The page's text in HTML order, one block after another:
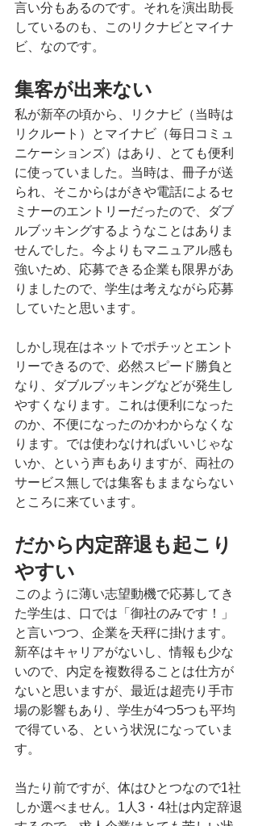
言い分もあるのです。それを演出助長
しているのも、このリクナビとマイナ
ビ、なのです。
集客が出来ない
私が新卒の頃から、リクナビ（当時は
リクルート）とマイナビ（毎日コミュ
ニケーションズ）はあり、とても便利
に使っていました。当時は、冊子が送
られ、そこからはがきや電話によるセ
ミナーのエントリーだったので、ダブ
ルブッキングするようなことはありま
せんでした。今よりもマニュアル感も
強いため、応募できる企業も限界があ
りましたので、学生は考えながら応募
していたと思います。
しかし現在はネットでポチッとエント
リーできるので、必然スピード勝負と
なり、ダブルブッキングなどが発生し
やすくなります。これは便利になった
のか、不便になったのかわからなくな
ります。では使わなければいいじゃな
いか、という声もありますが、両社の
サービス無しでは集客もままならない
ところに来ています。
だから内定辞退も起こり
やすい
このように薄い志望動機で応募してき
た学生は、口では「御社のみです！」
と言いつつ、企業を天秤に掛けます。
新卒はキャリアがないし、情報も少な
いので、内定を複数得ることは仕方が
ないと思いますが、最近は超売り手市
場の影響もあり、学生が4つ5つも平均
で得ている、という状況になっていま
す。
当たり前ですが、体はひとつなので1社
しか選べません。1人3・4社は内定辞退